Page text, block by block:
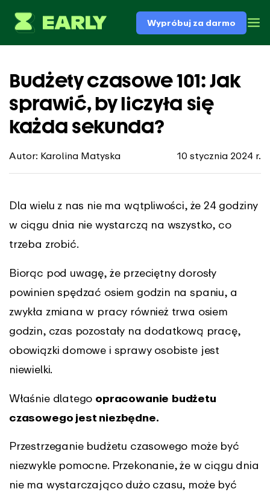
Wypróbuj za darmo
Budżety czasowe 101: Jak
sprawić, by liczyła się
każda sekunda?
Autor: Karolina Matyska 10 stycznia 2024 r.
Dla wielu z nas nie ma wątpliwości, że 24 godziny
w ciągu dnia nie wystarczą na wszystko, co
trzeba zrobić.
Biorąc pod uwagę, że przeciętny dorosły
powinien spędzać osiem godzin na spaniu, a
zwykła zmiana w pracy również trwa osiem
godzin, czas pozostały na dodatkową pracę,
obowiązki domowe i sprawy osobiste jest
niewielki.
Właśnie dlatego opracowanie budżetu
czasowego jest niezbędne.
Przestrzeganie budżetu czasowego może być
niezwykle pomocne. Przekonanie, że w ciągu dnia
nie ma wystarczająco dużo czasu, może być